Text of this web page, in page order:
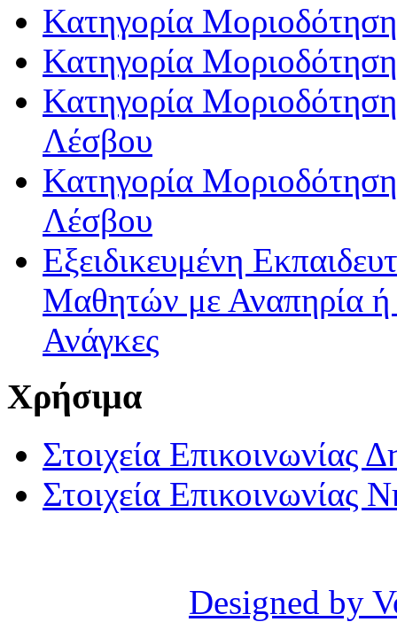
Κατηγορία
Κατηγορία
Κατηγορία
Λέσβου
Κατηγορία
Λέσβου
Εξειδικευμένη
Μαθητών με Αναπηρία ή /
Ανάγκες
Χρήσιμα
Στοιχεία Επικοινωνίας
Στοιχεία Επικοινωνίας
Designed by